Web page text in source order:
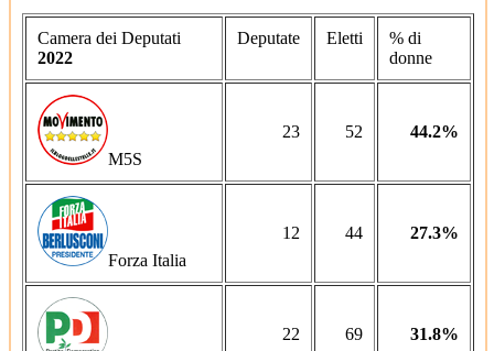
Camera dei Deputati
2022
Deputate Eletti
% di
donne
M5S
23 52 44.2%
Forza Italia
12 44 27.3%
22 69 31.8%